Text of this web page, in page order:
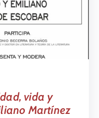
vida y
Martínez